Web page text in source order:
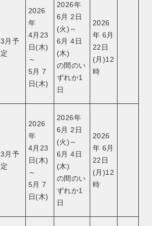
3月予
定
2026
年
4月23
日(木)
～
5月 7
日(木)
2026年
6月 2日
(火)～
6月 4日
(木)
の間のい
ずれか1
日
2026
年 6月
22日
(月)12
時
3月予
定
2026
年
4月23
日(木)
～
5月 7
日(木)
2026年
6月 2日
(火)～
6月 4日
(木)
の間のい
ずれか1
日
2026
年 6月
22日
(月)12
時